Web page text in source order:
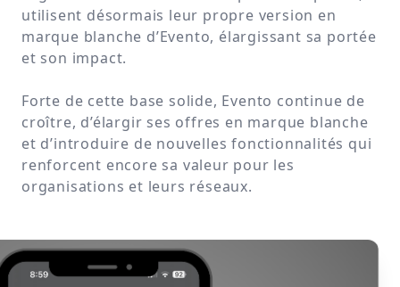
utilisent désormais leur propre version en
marque blanche d’Evento, élargissant sa portée
et son impact.
Forte de cette base solide, Evento continue de
croître, d’élargir ses offres en marque blanche
et d’introduire de nouvelles fonctionnalités qui
renforcent encore sa valeur pour les
organisations et leurs réseaux.